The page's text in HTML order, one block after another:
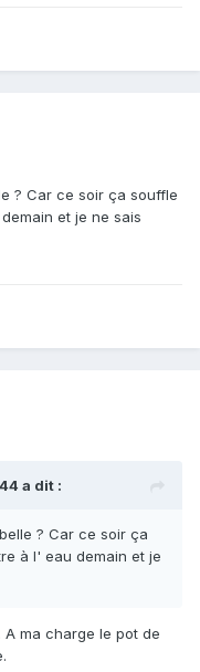
? Car ce soir ça souffle
et je ne sais
a dit :
? Car ce soir ça
à l' eau demain et je
ma charge le pot de